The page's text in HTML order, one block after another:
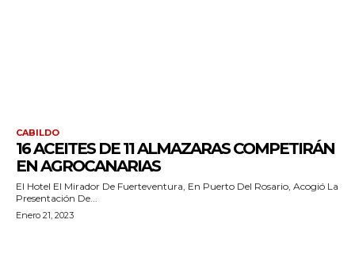
CABILDO
16 ACEITES DE 11 ALMAZARAS COMPETIRÁN
EN AGROCANARIAS
El Hotel El Mirador De Fuerteventura, En Puerto Del Rosario, Acogió La
Presentación De...
Enero 21, 2023